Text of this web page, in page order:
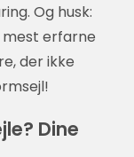
Og husk:
mest erfarne
der ikke
Dine